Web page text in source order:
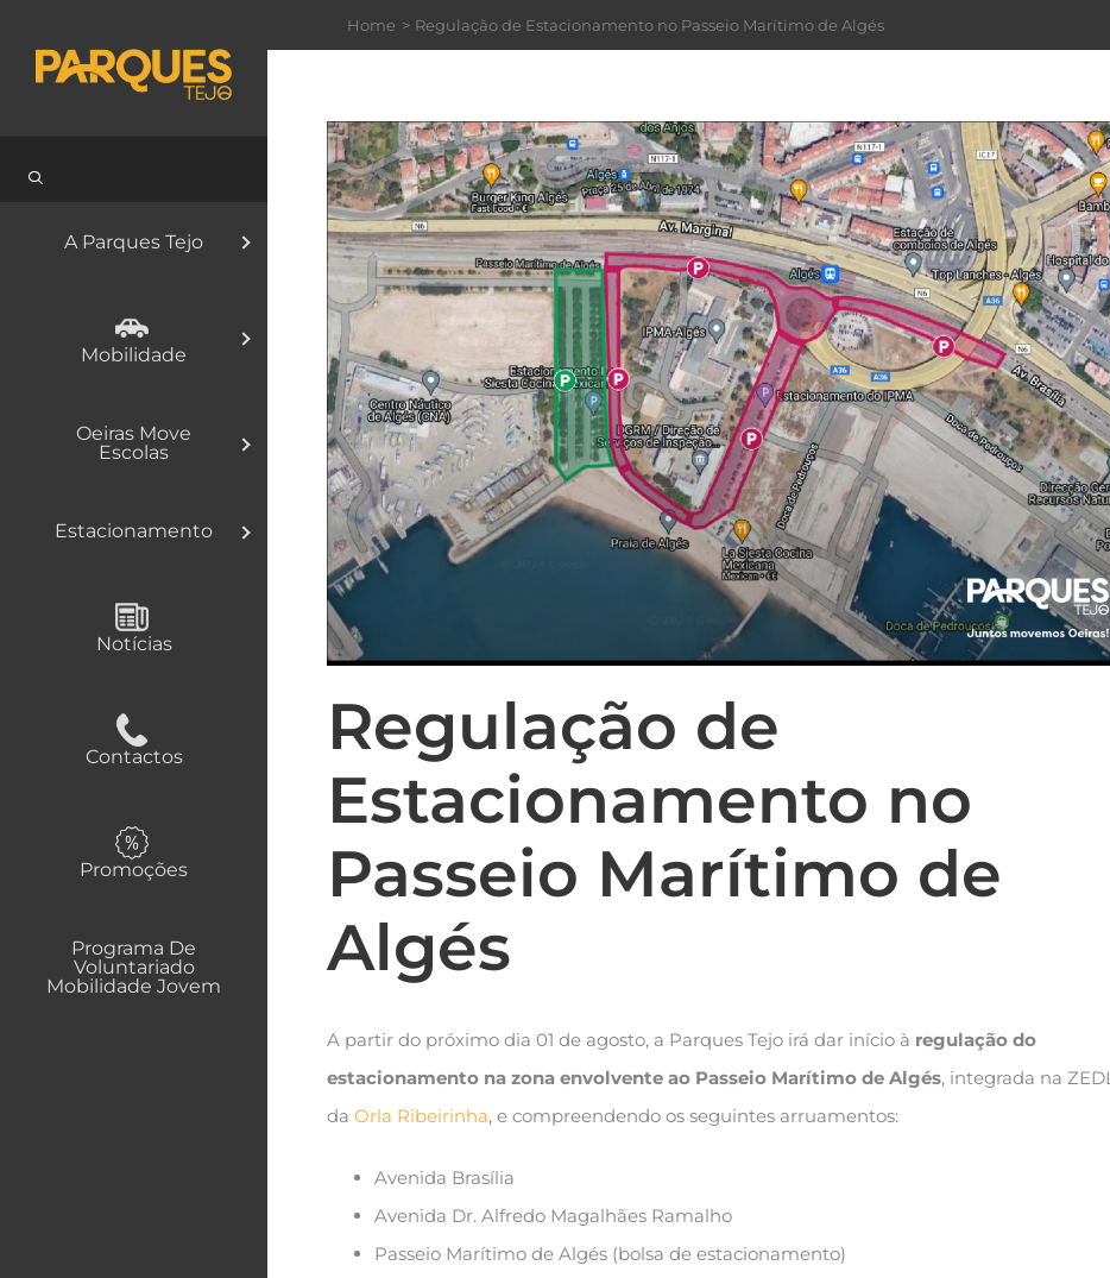
A Parques Tejo
Mobilidade
Oeiras Move
Escolas
Estacionamento
Notícias
Contactos
Promoções
Programa De
Voluntariado
Mobilidade Jovem
to
Home Regulação de Estacionamento no Passeio Marítimo de Algés
Regulação de
Estacionamento no
Passeio Marítimo de
Algés
A partir do próximo dia 01 de agosto, a Parques Tejo irá dar início à regulação do
estacionamento na zona envolvente ao Passeio Marítimo de Algés, integrada na ZEDL
da Orla Ribeirinha, e compreendendo os seguintes arruamentos:
Avenida Brasília
Avenida Dr. Alfredo Magalhães Ramalho
Passeio Marítimo de Algés (bolsa de estacionamento)